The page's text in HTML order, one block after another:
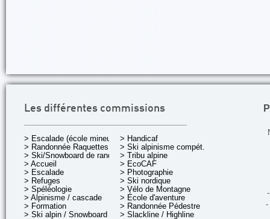
Les différentes commissions
> Escalade (école mineurs)
> Randonnée Raquettes
> Ski/Snowboard de rando.
> Accueil
> Escalade
> Refuges
> Spéléologie
> Alpinisme / cascade
> Formation
> Ski alpin / Snowboard
> Handicaf
> Ski alpinisme compét.
> Tribu alpine
> EcoCAF
> Photographie
> Ski nordique
> Vélo de Montagne
> École d'aventure
> Randonnée Pédestre
> Slackline / Highline
-